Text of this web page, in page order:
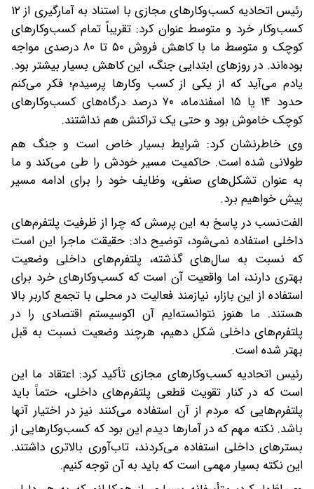
رئیس اتحادیه کسب‌وکارهای مجازی با استناد به آمارگیری از ۱۲
کسب‌وکار خرد و متوسط عنوان کرد: تقریباً تمام کسب‌وکارهای
کوچک و متوسط ما با کاهش فروش ۵۰ تا ۸۰ درصدی مواجه
بوده‌اند. در روزهای ابتدایی جنگ، این کاهش بسیار بیشتر بود.
یادم می‌آید که از یکی از کسب وکارها پرسیدم؛ فکر می‌کنم
حدود ۱۴ یا ۱۵ اسفندماه، ۷۰ درصد درگاه‌های کسب‌وکارهای
کوچک خاموش بود و حتی یک تراکنش هم نداشتند.
وی خاطرنشان کرد: شرایط بسیار خاص است و جنگ هم
طولانی شده است. حاکمیت مسیر خودش را طی می‌کند و ما
به عنوان تشکل‌های صنفی، وظایف خود را برای ادامه مسیر
پیش خواهیم برد.
الفت‌نسب در پاسخ به این پرسش که چرا از ظرفیت پلتفرم‌های
داخلی استفاده نمی‌شود، توضیح داد: حقیقت ماجرا این است
که نسبت به سال‌های گذشته، پلتفرم‌های داخلی وضعیت
بهتری دارند، اما واقعیت آن است که کسب‌وکارهای خرد برای
استفاده از این بازار، نیازمند فعالیت در محلی با تجمع کاربر بالا
هستند. ما هنوز نتوانسته‌ایم آن اکوسیستم اقتصادی را در
پلتفرم‌های داخلی شکل دهیم، هرچند وضعیت نسبت به قبل
بهتر شده است.
رئیس اتحادیه کسب‌وکارهای مجازی تأکید کرد: اعتقاد ما این
است که در کنار تقویت قطعی پلتفرم‌های داخلی، حتماً باید
پلتفرم‌هایی که مردم از آن استفاده می‌کنند نیز در اختیار آنها
باشد. نکته مهم که در آمارها دیدم این بود که کسب‌وکارهایی از
بسترهای داخلی استفاده می‌کردند، تاب‌آوری بالاتری داشتند.
این نکته بسیار مهمی است که باید به آن توجه کنیم.